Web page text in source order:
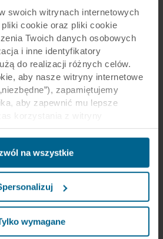
swoich witrynach internetowych
cookie oraz pliki cookie
Twoich danych osobowych
i inne identyfikatory
do realizacji różnych celów.
aby nasze witryny internetowe
zapamiętujemy
aby zapewnić mu lepsze
jego zachowanie w celu
oraz
treści i reklamy w mediach
witrynach
Informacje o Twoim
witryn internetowych mogą być
zajmującym się mediami
i analityką. Nasi partnerzy
na wszystkie
wymagane
próbkę koloru